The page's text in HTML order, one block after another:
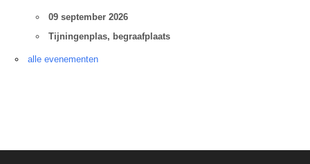
09 september 2026
Tijningenplas, begraafplaats
alle evenementen